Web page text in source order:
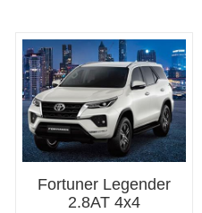
Fortuner Legender
2.8AT 4x4